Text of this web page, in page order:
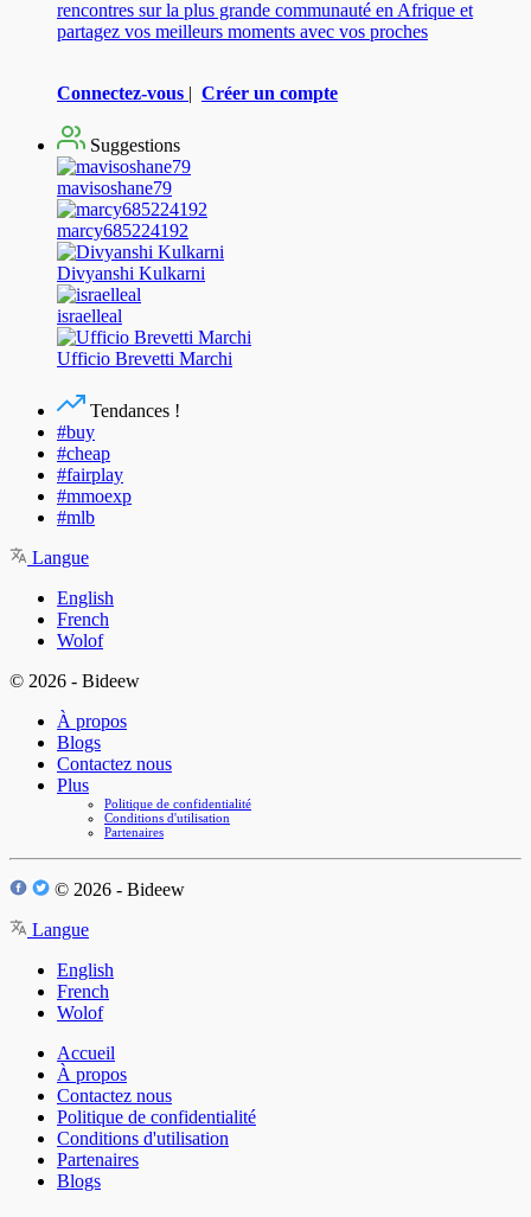
rencontres sur la plus grande communauté en Afrique et
partagez vos meilleurs moments avec vos proches
Connectez-vous | Créer un compte
Suggestions
mavisoshane79
marcy685224192
Divyanshi Kulkarni
israelleal
Ufficio Brevetti Marchi
Tendances !
#buy
#cheap
#fairplay
#mmoexp
#mlb
Langue
English
French
Wolof
© 2026 - Bideew
À propos
Blogs
Contactez nous
Plus
Politique de confidentialité
Conditions d'utilisation
Partenaires
© 2026 - Bideew
Langue
English
French
Wolof
Accueil
À propos
Contactez nous
Politique de confidentialité
Conditions d'utilisation
Partenaires
Blogs